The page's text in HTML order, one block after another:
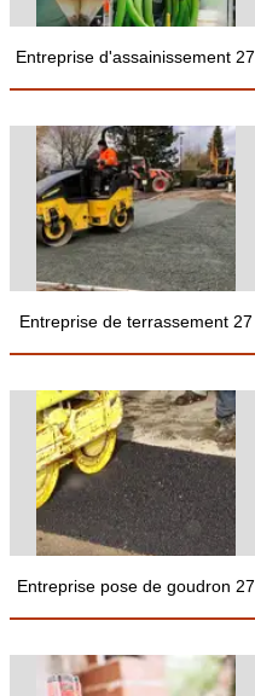
Entreprise d'assainissement 27
Entreprise de terrassement 27
Entreprise pose de goudron 27